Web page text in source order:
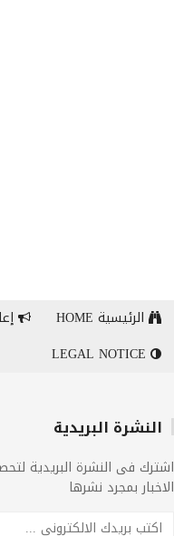
الرئيسية HOME
النشرة البريدية
اشترك فى النشرة البريدية
الاخبار بمجرد نشرها